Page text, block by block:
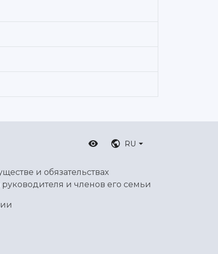
RU
и обязательствах
и членов его семьи